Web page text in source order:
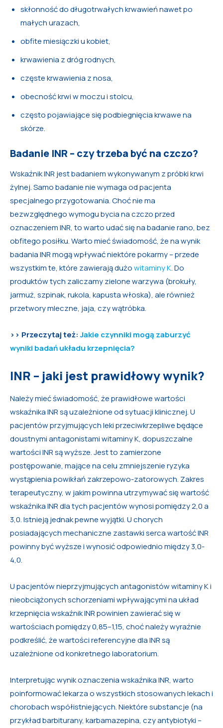
skłonność do długotrwałych krwawień nawet po
małych urazach,
obfite miesiączki u kobiet,
krwawienia z dróg rodnych,
częste krwawienia z nosa,
obecność krwi w moczu i stolcu,
często pojawiające się podbiegnięcia krwawe na
skórze.
Badanie INR – czy trzeba być na czczo?
Wskaźnik INR jest badaniem wykonywanym z próbki krwi
żylnej. Samo badanie nie wymaga od pacjenta
specjalnego przygotowania. Choć nie ma
bezwzględnego wymogu bycia na czczo przed
oznaczeniem INR, to warto udać się na badanie rano, bez
obfitego posiłku. Warto mieć świadomość, że na wynik
badania INR mogą wpływać niektóre pokarmy – przede
wszystkim te, które zawierają dużowitaminy K. Do
produktów tych zaliczamy zielone warzywa (brokuły,
jarmuż, szpinak, rukola, kapusta włoska), ale również
przetwory mleczne, jaja, czy wątróbka.
>> Przeczytaj też:Jakie czynniki mogą zaburzyć
wyniki badań układu krzepnięcia?
INR – jaki jest prawidłowy wynik?
Należy mieć świadomość, że prawidłowe wartości
wskaźnika INR są uzależnione od sytuacji klinicznej. U
pacjentów przyjmujących leki przeciwkrzepliwe będące
doustnymi antagonistami witaminy K, dopuszczalne
wartości INR są wyższe. Jest to zamierzone
postępowanie, mające na celu zmniejszenie ryzyka
wystąpienia powikłań zakrzepowo-zatorowych. Zakres
terapeutyczny, w jakim powinna utrzymywać się wartość
wskaźnika INR dla tych pacjentów wynosi pomiędzy 2,0 a
3,0. Istnieją jednak pewne wyjątki. U chorych
posiadających mechaniczne zastawki serca wartość INR
powinny być wyższe i wynosić odpowiednio między 3,0-
4,0.
U pacjentów nieprzyjmujących antagonistów witaminy K i
nieobciążonych schorzeniami wpływającymi na układ
krzepnięcia wskaźnik INR powinien zawierać się w
wartościach pomiędzy 0,85–1,15, choć należy wyraźnie
podkreślić, że wartości referencyjne dla INR są
uzależnione od konkretnego laboratorium.
Interpretując wynik oznaczenia wskaźnika INR, warto
poinformować lekarza o wszystkich stosowanych lekach i
chorobach współistniejących. Niektóre substancje (na
przykład barbiturany, karbamazepina, czy antybiotyki –